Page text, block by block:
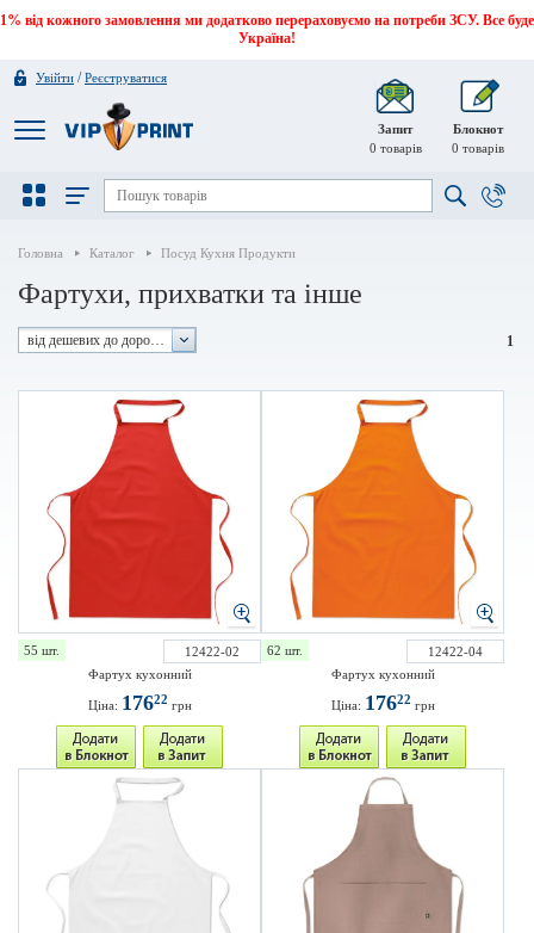
1% від кожного замовлення ми додатково перераховуємо на потреби ЗСУ. Все буде
Україна!
Увійти /Реєструватися
Запит
0 товарів
Блокнот
0 товарів
Головна Каталог Посуд Кухня Продукти
Фартухи, прихватки та інше
від дешевих до дорогих 1
55 шт.
12422-02
Фартух кухонний
Ціна: 17622 грн
62 шт.
12422-04
Фартух кухонний
Ціна: 17622 грн